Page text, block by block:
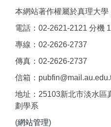
本網站著作權屬於真理大學
電話：02-2621-2121 分機
專線：02-2626-2737
傳真：02-2626-2737
信箱：
地址：25103新北市淡水區
劃學系
(網站管理)